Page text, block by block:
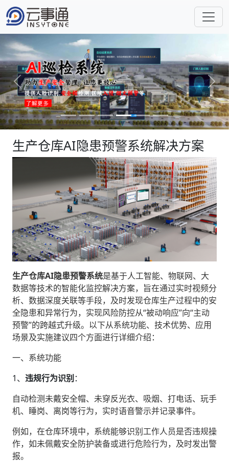
Previous Next
生产仓库AI隐患预警系统解决方案
生产仓库AI隐患预警系统‌是基于人工智能、物联网、大
数据等技术的智能化监控解决方案，旨在通过实时视频分
析、数据深度关联等手段，及时发现仓库生产过程中的安
全隐患和异常行为，实现风险防控从“被动响应”向“主动
预警”的跨越式升级。以下从系统功能、技术优势、应用
场景及实施建议四个方面进行详细介绍：
一、系统功能
1、‌ 违规行为识别 ‌：
自动检测未戴安全帽、未穿反光衣、吸烟、打电话、玩手
机、睡岗、离岗等行为，实时语音警示并记录事件。
例如，在仓库环境中，系统能够识别工作人员是否违规操
作，如未佩戴安全防护装备或进行危险行为，及时发出警
报。